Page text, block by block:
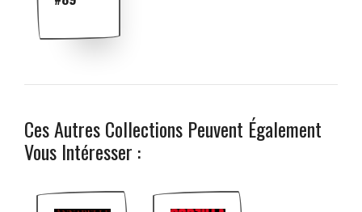
Ces Autres Collections Peuvent Également
Vous Intéresser :